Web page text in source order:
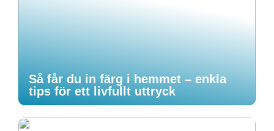
Så får du in färg i hemmet – enkla
tips för ett livfullt uttryck